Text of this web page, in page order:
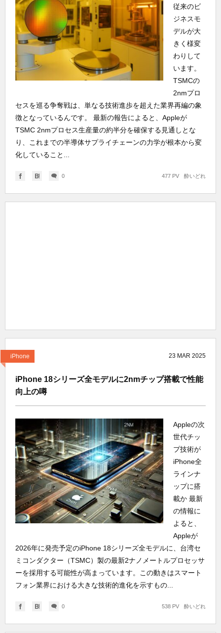
従来のビ
ジネスモ
デルが大
きく様変
わりして
います。
TSMCの
2nmプロ
セスを巡る争奪戦は、単なる技術進歩を超えた業界再編の象
徴となっているんです。 最新の報告によると、Appleが
TSMC 2nmプロセス生産量の約半分を確保する見通しとな
り、これまでの半導体サプライチェーンの力学が根本から変
化していること...
0 酔いどれ
477 PV
iPhone 23 MAR 2025
iPhone 18シリーズ全モデルに2nmチップ搭載で性能
向上の噂
Appleの次
世代チッ
プ技術が
iPhone全
ラインナ
ップに搭
載か 最新
の情報に
よると、
Appleが
2026年に発売予定のiPhone 18シリーズ全モデルに、台湾セ
ミコンダクター（TSMC）製の最新2ナノメートルプロセッサ
ーを採用する可能性が高まっています。この動きはスマート
フォン業界における大きな技術的進化を示すもの...
0 酔いどれ
538 PV